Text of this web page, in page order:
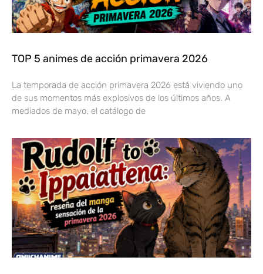
TOP 5 animes de acción primavera 2026
La temporada de acción primavera 2026 está viviendo uno
de sus momentos más explosivos de los últimos años. A
mediados de mayo, el catálogo de